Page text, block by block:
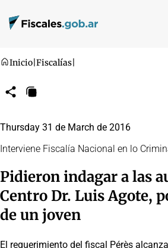
Inicio Fiscalías
CompartirCopiar
Thursday 31 de March de 2016
Interviene Fiscalía Nacional en lo
Pidieron indagar a las
Centro Dr. Luis Agote,
de un joven
El requerimiento del fiscal Pérès